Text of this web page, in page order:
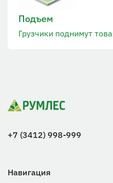
Подъем
Грузчики поднимут
+7 (3412) 998-999
Навигация